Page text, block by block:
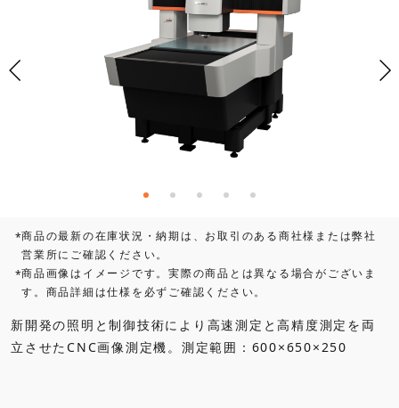
*商品の最新の在庫状況・納期は、お取引のある商社様または弊社
営業所にご確認ください。
*商品画像はイメージです。実際の商品とは異なる場合がございま
す。商品詳細は仕様を必ずご確認ください。
新開発の照明と制御技術により高速測定と高精度測定を両
立させたCNC画像測定機。測定範囲：600×650×250